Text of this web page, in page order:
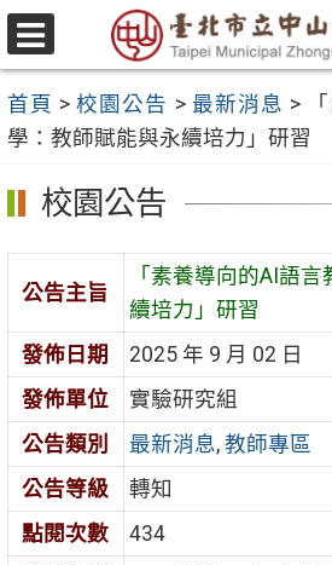
跳
至
要
內
容
區
選
單
首頁 > 校園公告 > 最新消息 >
學：教師賦能與永續培力」研習
校園公告
公告主旨
「素養導向的AI語
續培力」研習
發佈日期
2025 年 9 月 02 日
發佈單位
實驗研究組
公告類別
最新消息, 教師專區
公告等級
轉知
點閱次數
434